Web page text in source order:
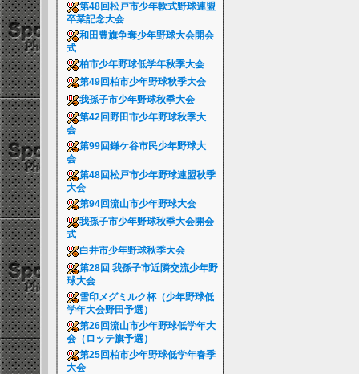
第48回松戸市少年軟式野球連盟
卒業記念大会
和田豊旗争奪少年野球大会開会
式
柏市少年野球低学年秋季大会
第49回柏市少年野球秋季大会
我孫子市少年野球秋季大会
第42回野田市少年野球秋季大
会
第99回鎌ケ谷市民少年野球大
会
第48回松戸市少年野球連盟秋季
大会
第94回流山市少年野球大会
我孫子市少年野球秋季大会開会
式
白井市少年野球秋季大会
第28回 我孫子市近隣交流少年野
球大会
雪印メグミルク杯（少年野球低
学年大会野田予選）
第26回流山市少年野球低学年大
会（ロッテ旗予選）
第25回柏市少年野球低学年春季
大会